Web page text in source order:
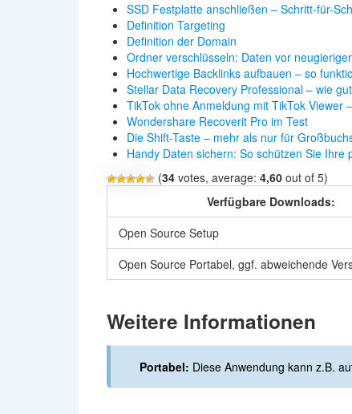
SSD Festplatte anschließen – Schritt-für-
Definition Targeting
Definition der Domain
Ordner verschlüsseln: Daten vor
Hochwertige Backlinks aufbauen – so
Stellar Data Recovery Professional – wie
TikTok ohne Anmeldung mit TikTok Viewer
Wondershare Recoverit Pro im Test
Die Shift-Taste – mehr als nur für
Handy Daten sichern: So schützen Sie Ihre
(34votes, average: 4,60out of 5)
Verfügbare Downloads:
Open Source Setup
Open Source Portabel, ggf. abweichende
Weitere Informationen
Portabel: Diese Anwendung kann z.B.